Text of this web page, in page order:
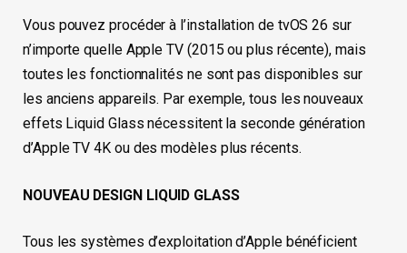
Vous pouvez procéder à l’installation de tvOS 26 sur
n’importe quelle Apple TV (2015 ou plus récente), mais
toutes les fonctionnalités ne sont pas disponibles sur
les anciens appareils. Par exemple, tous les nouveaux
effets Liquid Glass nécessitent la seconde génération
d’Apple TV 4K ou des modèles plus récents.
NOUVEAU DESIGN LIQUID GLASS
Tous les systèmes d’exploitation d’Apple bénéficient